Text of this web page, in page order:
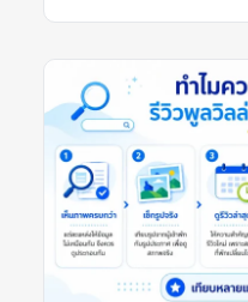
แอร์ไม่เย็น ห้องนอนไม่ตรงรู
ก่อนจอง การอ่านรีวิวพูลวิลล่
ที่สุดหรือแย่ที่สุด แต่คือการดู
และหลายแหล่งข้อมูลร่วมกัน
ถึงอะไร? ข้อร้องเรียนซ้ำใ
หรือปัญหาคล้ายกันที่ปรากฏใ
คนบอกว่าสระน้ำขุ่น หลายรี
ระบุว่าเจ้าของที่พักตอบช้าเมื่
มากกว่ารีวิวแย่เดี่ยว ๆ เพรา
แบบบังเอิญ แต่เป็นสิ่งที่พบไ
จริงจัง ตัวอย่างข้อร้องเรียนซ้
เป็นเพียงประสบการณ์เฉพา